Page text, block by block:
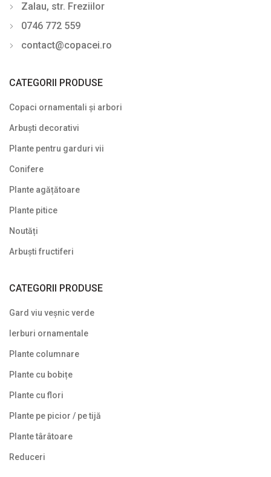
Zalau, str. Freziilor
0746 772 559
contact@copacei.ro
CATEGORII PRODUSE
Copaci ornamentali și arbori
Arbuști decorativi
Plante pentru garduri vii
Conifere
Plante agățătoare
Plante pitice
Noutăți
Arbuști fructiferi
CATEGORII PRODUSE
Gard viu veșnic verde
Ierburi ornamentale
Plante columnare
Plante cu bobițe
Plante cu flori
Plante pe picior / pe tijă
Plante târâtoare
Reduceri